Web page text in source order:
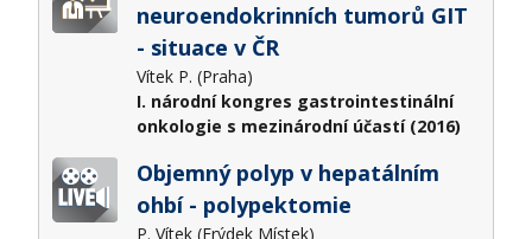
neuroendokrinních tumorů GIT
- situace v ČR
Vítek P. (Praha)
I. národní kongres gastrointestinální
onkologie s mezinárodní účastí (2016)
Objemný polyp v hepatálním
ohbí - polypektomie
P. Vítek (Frýdek Místek)